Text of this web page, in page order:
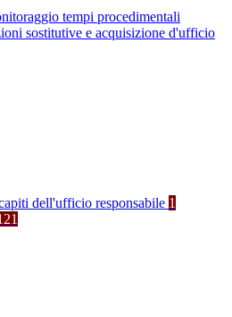
tempi procedimentali
sostitutive e acquisizione d'ufficio
dell'ufficio responsabile 1